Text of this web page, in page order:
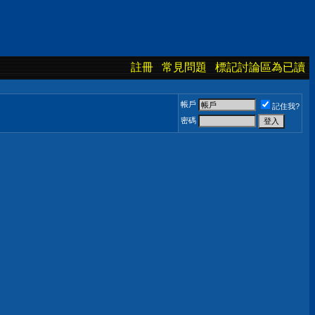
註冊 常見問題 標記討論區為已讀
帳戶
記住我?
密碼